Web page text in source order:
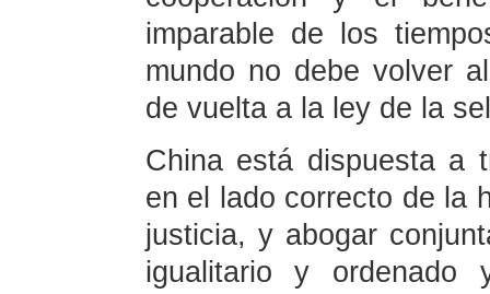
imparable de los
mundo no debe volver
de vuelta a la ley de la
China está dispuesta a
en el lado correcto de la
justicia, y abogar
igualitario y ordenado